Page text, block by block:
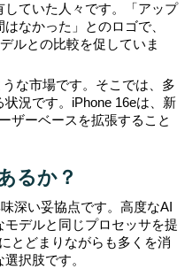
ていた人々です。「アップ
なかった」とのロゴで、
ルとの比較を促していま
な市場です。そこでは、多
況です。iPhone 16eは、新
ザーベースを拡張すること
るか？
深い妥協点です。高度なAI
デルと同じプロセッサを提
とどまりながらも多くを消
択肢です。